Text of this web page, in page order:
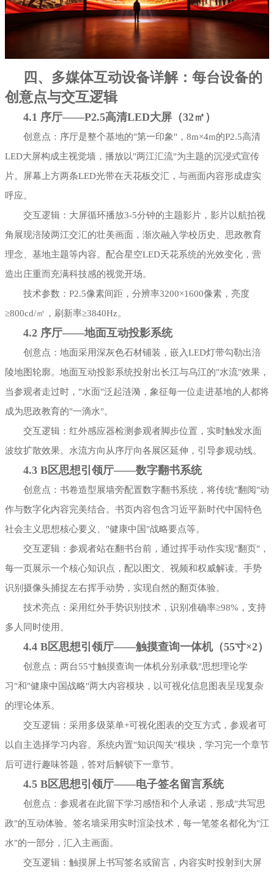
四、多媒体互动设备详解：每台设备的
创意点与交互逻辑
4.1 序厅——P2.5高清LED大屏（32㎡）
创意点：序厅是整个基地的"第一印象"，8m×4m的P2.5高清
LED大屏构成主视觉墙，播放以"两江汇流"为主题的沉浸式宣传
片。屏幕上方两条LED光带在天花板交汇，与画面内容形成虚实
呼应。
交互逻辑：大屏循环播放3-5分钟的主题影片，影片以航拍视
角展现涪陵两江交汇的壮美画面，渐次融入学校历史、思政教育
理念、基地主题等内容。配合星空LED天花系统的光效变化，营
造出庄重而充满科技感的视觉开场。
技术参数：P2.5像素间距，分辨率3200×1600像素，亮度
≥800cd/㎡，刷新率≥3840Hz。
4.2 序厅——地面互动投影系统
创意点：地面采用深灰色石材铺装，嵌入LED灯带勾勒出涪
陵地图轮廓。地面互动投影系统投射出长江与乌江的"水流"效果，
当参观者走过时，"水面"泛起涟漪，象征每一位走进基地的人都将
成为思政教育的"一滴水"。
交互逻辑：红外感应器检测参观者脚步位置，实时触发水面
波纹扩散效果。水流方向从序厅向各展区延伸，引导参观动线。
4.3 B区思想引领厅——数字翻书系统
创意点：书卷造型展墙旁配置数字翻书系统，将传统"翻阅"动
作与数字化内容完美结合。书页内容包含习近平新时代中国特色
社会主义思想核心要义、"健康中国"战略要点等。
交互逻辑：参观者站在翻书台前，通过挥手动作实现"翻页"，
每一页展示一个核心知识点，配以图文、视频和权威解读。手势
识别摄像头捕捉左右挥手动势，实现自然的翻页体验。
技术亮点：采用红外手势识别技术，识别准确率≥98%，支持
多人同时使用。
4.4 B区思想引领厅——触摸查询一体机（55寸×2）
创意点：两台55寸触摸查询一体机分别承载"思想理论学
习"和"健康中国战略"两大内容模块，以可视化信息图表呈现复杂
的理论体系。
交互逻辑：采用多级菜单+可视化图表的交互方式，参观者可
以自主选择学习内容。系统内置"知识闯关"模块，学习完一个章节
后可进行趣味答题，答对后解锁下一章节。
4.5 B区思想引领厅——电子签名留言系统
创意点：参观者在此留下学习感悟和个人承诺，形成"共写思
政"的互动体验。签名墙采用实时渲染技术，每一笔签名都化为"江
水"的一部分，汇入主画面。
交互逻辑：触摸屏上书写签名或留言，内容实时投射到大屏